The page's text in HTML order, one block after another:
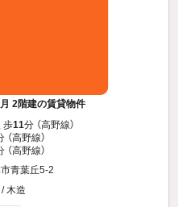
2階建の賃貸物件
歩11分 （高野線）
（高野線）
（高野線）
青葉丘5-2
木造